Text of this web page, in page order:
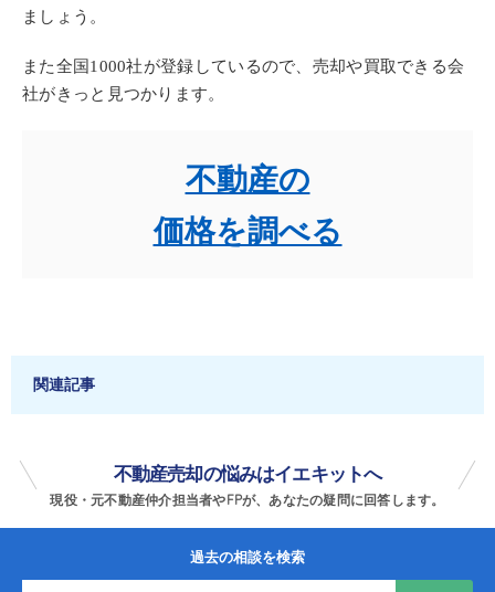
ましょう。
また全国1000社が登録しているので、売却や買取できる会
社がきっと見つかります。
不動産の
価格を調べる
関連記事
不動産売却の悩みはイエキットへ
現役・元不動産仲介担当者やFPが、あなたの疑問に回答します。
過去の相談を検索